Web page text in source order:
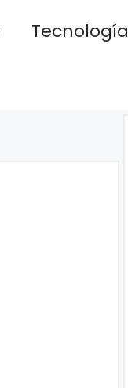
Tecnología